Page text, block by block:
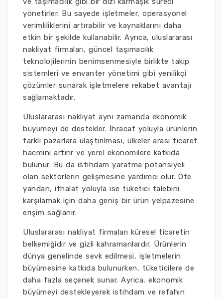
yönetirler. Bu sayede işletmeler, operasyonel
verimliliklerini artırabilir ve kaynaklarını daha
etkin bir şekilde kullanabilir. Ayrıca, uluslararası
nakliyat firmaları, güncel taşımacılık
teknolojilerinin benimsenmesiyle birlikte takip
sistemleri ve envanter yönetimi gibi yenilikçi
çözümler sunarak işletmelere rekabet avantajı
sağlamaktadır.
Uluslararası nakliyat aynı zamanda ekonomik
büyümeyi de destekler. İhracat yoluyla ürünlerin
farklı pazarlara ulaştırılması, ülkeler arası ticaret
hacmini artırır ve yerel ekonomilere katkıda
bulunur. Bu da istihdam yaratma potansiyeli
olan sektörlerin gelişmesine yardımcı olur. Öte
yandan, ithalat yoluyla ise tüketici talebini
karşılamak için daha geniş bir ürün yelpazesine
erişim sağlanır.
Uluslararası nakliyat firmaları küresel ticaretin
belkemiğidir ve gizli kahramanlardır. Ürünlerin
dünya genelinde sevk edilmesi, işletmelerin
büyümesine katkıda bulunurken, tüketicilere de
daha fazla seçenek sunar. Ayrıca, ekonomik
büyümeyi destekleyerek istihdam ve refahın